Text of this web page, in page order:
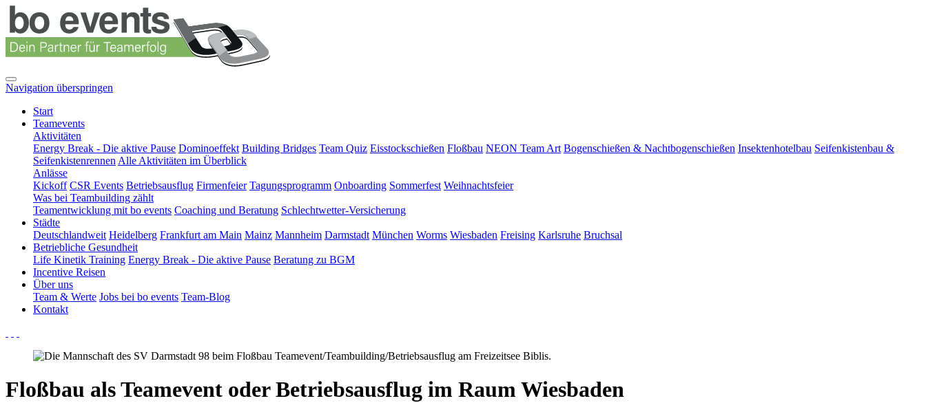
Navigation überspringen
Start
Teamevents
Aktivitäten
Energy Break - Die aktive Pause Dominoeffekt Building Bridges Team Quiz Eisstockschießen Floßbau NEON Team Art Bogenschießen & Nachtbogenschießen Insektenhotelbau Seifenkistenbau &
Seifenkistenrennen Alle Aktivitäten im Überblick
Anlässe
Kickoff CSR Events Betriebsausflug Firmenfeier Tagungsprogramm Onboarding Sommerfest Weihnachtsfeier
Was bei Teambuilding zählt
Teamentwicklung mit bo events Coaching und Beratung Schlechtwetter-Versicherung
Städte
Deutschlandweit Heidelberg Frankfurt am Main Mainz Mannheim Darmstadt München Worms Wiesbaden Freising Karlsruhe Bruchsal
Betriebliche Gesundheit
Life Kinetik Training Energy Break - Die aktive Pause Beratung zu BGM
Incentive Reisen
Über uns
Team & Werte Jobs bei bo events Team-Blog
Kontakt
Floßbau als Teamevent oder Betriebsausflug im Raum Wiesbaden